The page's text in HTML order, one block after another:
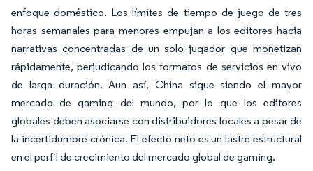
enfoque doméstico. Los límites de tiempo de juego de tres
horas semanales para menores empujan a los editores hacia
narrativas concentradas de un solo jugador que monetizan
rápidamente, perjudicando los formatos de servicios en vivo
de larga duración. Aun así, China sigue siendo el mayor
mercado de gaming del mundo, por lo que los editores
globales deben asociarse con distribuidores locales a pesar de
la incertidumbre crónica. El efecto neto es un lastre estructural
en el perfil de crecimiento del mercado global de gaming.